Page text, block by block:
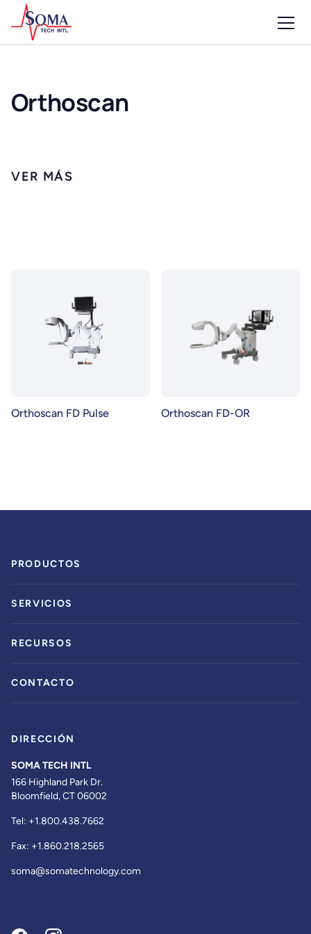
Orthoscan
Orthoscan FD Pulse Orthoscan FD-OR
PRODUCTOS
SERVICIOS
RECURSOS
CONTACTO
DIRECCIÓN
SOMA TECH INTL
166 Highland Park Dr.
Bloomfield, CT 06002
Tel: +1.800.438.7662
Fax: +1.860.218.2565
soma@somatechnology.com